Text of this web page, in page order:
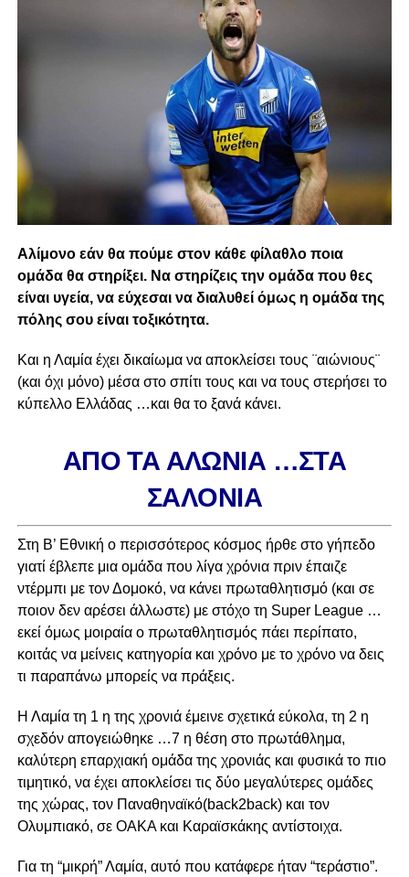
Αλίμονο εάν θα πούμε στον κάθε φίλαθλο ποια
ομάδα θα στηρίξει. Να στηρίζεις την ομάδα που θες
είναι υγεία, να εύχεσαι να διαλυθεί όμως η ομάδα της
πόλης σου είναι τοξικότητα.
Και η Λαμία έχει δικαίωμα να αποκλείσει τους ¨αιώνιους¨
(και όχι μόνο) μέσα στο σπίτι τους και να τους στερήσει το
κύπελλο Ελλάδας …και θα το ξανά κάνει.
ΑΠΟ ΤΑ ΑΛΩΝΙΑ …ΣΤΑ
ΣΑΛOΝΙΑ
Στη Β’ Εθνική ο περισσότερος κόσμος ήρθε στο γήπεδο
γιατί έβλεπε μια ομάδα που λίγα χρόνια πριν έπαιζε
ντέρμπι με τον Δομοκό, να κάνει πρωταθλητισμό (και σε
ποιον δεν αρέσει άλλωστε) με στόχο τη Super League …
εκεί όμως μοιραία ο πρωταθλητισμός πάει περίπατο,
κοιτάς να μείνεις κατηγορία και χρόνο με το χρόνο να δεις
τι παραπάνω μπορείς να πράξεις.
Η Λαμία τη 1 η της χρονιά έμεινε σχετικά εύκολα, τη 2 η
σχεδόν απογειώθηκε …7 η θέση στο πρωτάθλημα,
καλύτερη επαρχιακή ομάδα της χρονιάς και φυσικά το πιο
τιμητικό, να έχει αποκλείσει τις δύο μεγαλύτερες ομάδες
της χώρας, τον Παναθηναϊκό(back2back) και τον
Ολυμπιακό, σε ΟΑΚΑ και Καραϊσκάκης αντίστοιχα.
Για τη “μικρή” Λαμία, αυτό που κατάφερε ήταν “τεράστιο”.